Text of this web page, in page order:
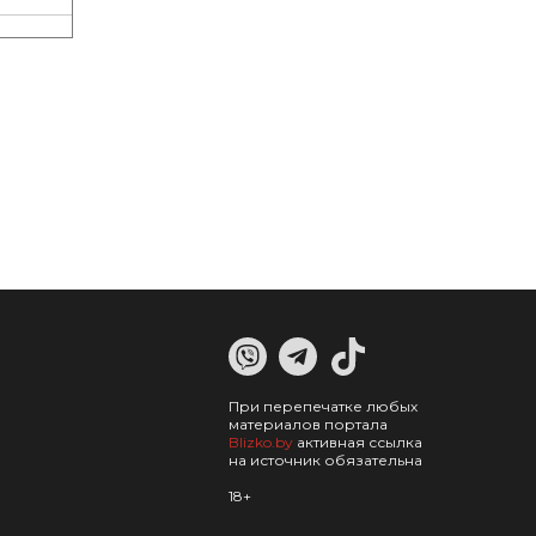
При перепечатке любых
материалов портала
Blizko.by активная ссылка
на источник обязательна
18+